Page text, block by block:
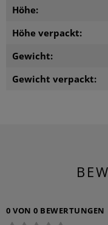
Höhe:
Höhe verpackt:
Gewicht:
Gewicht verpackt:
0 VON 0 BEWERTUNGEN